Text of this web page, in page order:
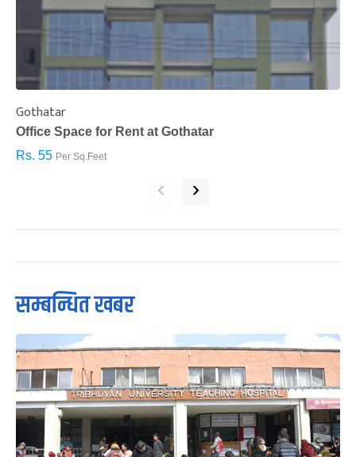
Gothatar
Office Space for Rent at Gothatar
Rs. 55 Per Sq.Feet
‹ ›
सम्बन्धित खबर